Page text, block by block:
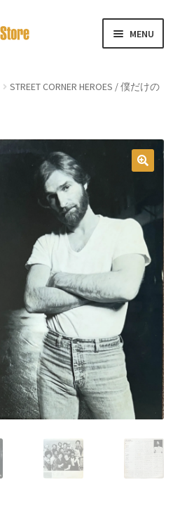
MENU
STREET CORNER HEROES / 僕だけの